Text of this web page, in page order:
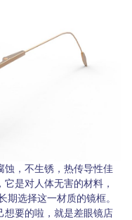
蚀，不生锈，热传导性佳
是对人体无害的材料，
期选择这一材质的镜框。
想要的啦，就是差眼镜店